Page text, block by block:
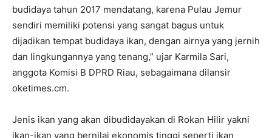
budidaya tahun 2017 mendatang, karena Pulau Jemur
sendiri memiliki potensi yang sangat bagus untuk
dijadikan tempat budidaya ikan, dengan airnya yang jernih
dan lingkungannya yang tenang,” ujar Karmila Sari,
anggota Komisi B DPRD Riau, sebagaimana dilansir
oketimes.cm.
Jenis ikan yang akan dibudidayakan di Rokan Hilir yakni
ikan-ikan yang bernilai ekonomis tinggi seperti ikan